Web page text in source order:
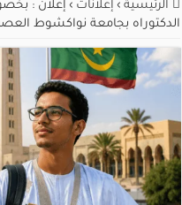
الرئيسية › إعلانات › إعلان :
الدكتوراه بجامعة نواكشوط العصرية